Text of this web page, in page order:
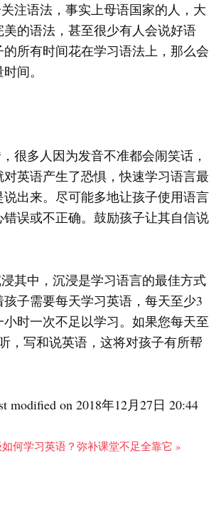
语法，事实上母语国家的人，大
的语法，甚至很少有人会说好语
所有时间花在学习语法上，那么会
间。
多人因为发音不准都会闹笑话，
英语产生了恐惧，快速学习语言最
出来。尽可能多地让孩子使用语言
误或不正确。鼓励孩子让其自信说
中，沉浸是学习语言的最佳方式
子需要每天学习英语，每天至少3
时一次不足以学习。如果您每天至
，写和说英语，这将对孩子有所帮
modified on 2018年12月27日 20:44
何学习英语？弥补课堂不足全靠它 »